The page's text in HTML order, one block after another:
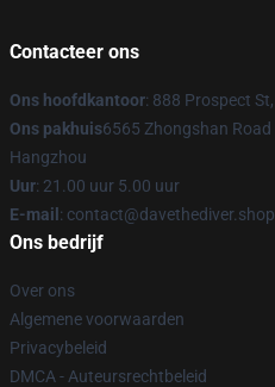
Contacteer ons
Ons hoofdkantoor: 888 Prospect
Ons pakhuis6565 Zhongshan
Hangzhou
Uur: 21.00 uur 5.00 uur
E-mail : contact@davethediver.shop
Ons bedrijf
Over ons
Algemene voorwaarden
Privacybeleid
DMCA - Auteursrechtbeleid